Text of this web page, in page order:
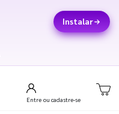
Instalar
Entre ou cadastre-se